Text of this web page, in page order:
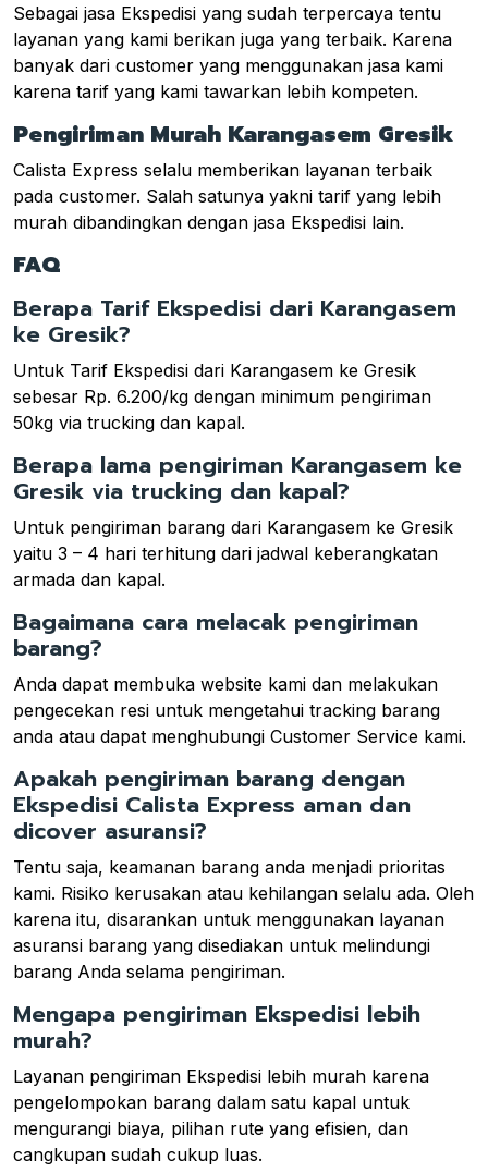
Sebagai jasa Ekspedisi yang sudah terpercaya tentu
layanan yang kami berikan juga yang terbaik. Karena
banyak dari customer yang menggunakan jasa kami
karena tarif yang kami tawarkan lebih kompeten.
Pengiriman Murah Karangasem Gresik
Calista Express selalu memberikan layanan terbaik
pada customer. Salah satunya yakni tarif yang lebih
murah dibandingkan dengan jasa Ekspedisi lain.
FAQ
Berapa Tarif Ekspedisi dari Karangasem
ke Gresik?
Untuk Tarif Ekspedisi dari Karangasem ke Gresik
sebesar Rp. 6.200/kg dengan minimum pengiriman
50kg via trucking dan kapal.
Berapa lama pengiriman Karangasem ke
Gresik via trucking dan kapal?
Untuk pengiriman barang dari Karangasem ke Gresik
yaitu 3 – 4 hari terhitung dari jadwal keberangkatan
armada dan kapal.
Bagaimana cara melacak pengiriman
barang?
Anda dapat membuka website kami dan melakukan
pengecekan resi untuk mengetahui tracking barang
anda atau dapat menghubungi Customer Service kami.
Apakah pengiriman barang dengan
Ekspedisi Calista Express aman dan
dicover asuransi?
Tentu saja, keamanan barang anda menjadi prioritas
kami. Risiko kerusakan atau kehilangan selalu ada. Oleh
karena itu, disarankan untuk menggunakan layanan
asuransi barang yang disediakan untuk melindungi
barang Anda selama pengiriman.
Mengapa pengiriman Ekspedisi lebih
murah?
Layanan pengiriman Ekspedisi lebih murah karena
pengelompokan barang dalam satu kapal untuk
mengurangi biaya, pilihan rute yang efisien, dan
cangkupan sudah cukup luas.